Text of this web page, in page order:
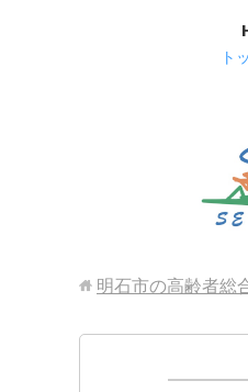
ト
明石市の高齢者